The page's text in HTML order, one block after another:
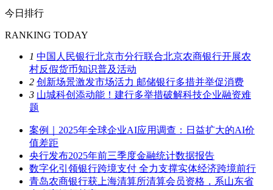
今日排行
RANKING TODAY
1 中国人民银行北京市分行联合北京农商银行开展农
村反假货币知识普及活动
2 创新场景激发市场活力 邮储银行多措并举促消费
3 山城科创添动能！建行多举措破解科技企业融资难
题
案例｜2025年全球企业AI应用调查：日益扩大的AI价
值差距
央行发布2025年前三季度金融统计数据报告
数字化引领银行跨境支付 全力支撑实体经济跨境前行
青岛农商银行获上海清算所清算会员资格，系山东省